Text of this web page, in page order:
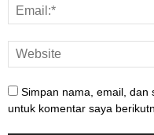
Simpan nama, email, dan
untuk komentar saya